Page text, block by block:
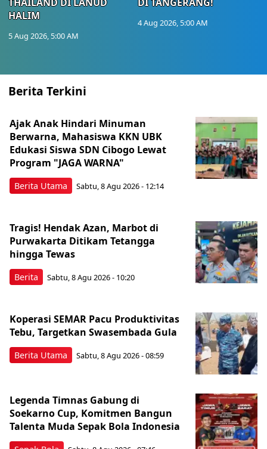
HALIM
5 Aug 2026, 5:00 AM
4 Aug 2026, 5:00 AM
Berita Terkini
Berita Utama
Ajak Anak Hindari Minuman
Berwarna, Mahasiswa KKN UBK
Edukasi Siswa SDN Cibogo Lewat
Program "JAGA WARNA"
Sabtu, 8 Agu 2026 - 12:14
Berita
Tragis! Hendak Azan, Marbot di
Purwakarta Ditikam Tetangga
hingga Tewas
Sabtu, 8 Agu 2026 - 10:20
Berita Utama
Koperasi SEMAR Pacu Produktivitas
Tebu, Targetkan Swasembada Gula
Sabtu, 8 Agu 2026 - 08:59
Legenda Timnas Gabung di
Soekarno Cup, Komitmen Bangun
Talenta Muda Sepak Bola Indonesia